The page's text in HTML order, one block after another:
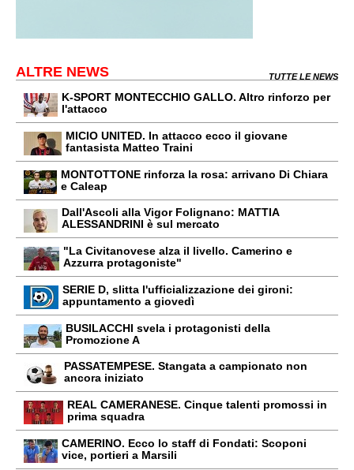
ALTRE NEWS TUTTE LE NEWS
K-SPORT MONTECCHIO GALLO. Altro rinforzo per
l'attacco
MICIO UNITED. In attacco ecco il giovane
fantasista Matteo Traini
MONTOTTONE rinforza la rosa: arrivano Di Chiara
e Caleap
Dall'Ascoli alla Vigor Folignano: MATTIA
ALESSANDRINI è sul mercato
"La Civitanovese alza il livello. Camerino e
Azzurra protagoniste"
SERIE D, slitta l'ufficializzazione dei gironi:
appuntamento a giovedì
BUSILACCHI svela i protagonisti della
Promozione A
PASSATEMPESE. Stangata a campionato non
ancora iniziato
REAL CAMERANESE. Cinque talenti promossi in
prima squadra
CAMERINO. Ecco lo staff di Fondati: Scoponi
vice, portieri a Marsili